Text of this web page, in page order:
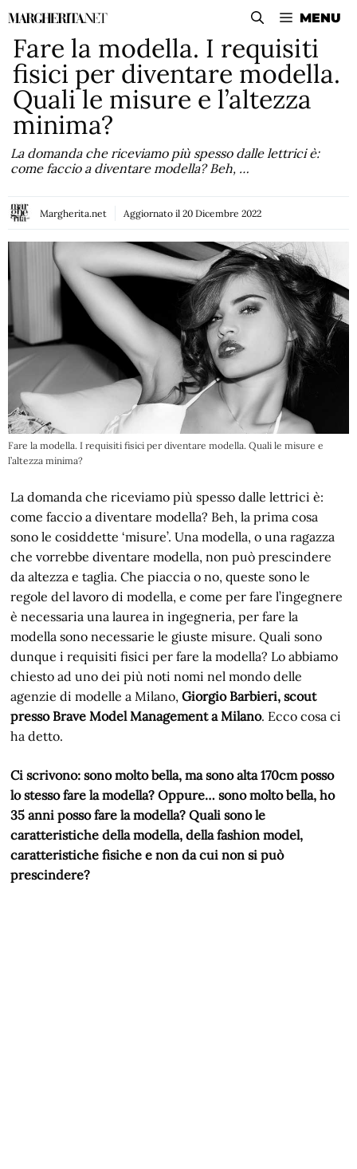
Vai
contenuto
MENU
Fare la modella. I requisiti
fisici per diventare modella.
Quali le misure e l’altezza
minima?
La domanda che riceviamo più spesso dalle lettrici è:
come faccio a diventare modella? Beh, …
Margherita.net Aggiornato il 20 Dicembre 2022
Fare la modella. I requisiti fisici per diventare modella. Quali le misure e
l’altezza minima?
La domanda che riceviamo più spesso dalle lettrici è:
come faccio a diventare modella? Beh, la prima cosa
sono le cosiddette ‘misure’. Una modella, o una ragazza
che vorrebbe diventare modella, non può prescindere
da altezza e taglia. Che piaccia o no, queste sono le
regole del lavoro di modella, e come per fare l’ingegnere
è necessaria una laurea in ingegneria, per fare la
modella sono necessarie le giuste misure. Quali sono
dunque i requisiti fisici per fare la modella? Lo abbiamo
chiesto ad uno dei più noti nomi nel mondo delle
agenzie di modelle a Milano,Giorgio Barbieri, scout
presso Brave Model Management a Milano. Ecco cosa ci
ha detto.
Ci scrivono: sono molto bella, ma sono alta 170cm posso
lo stesso fare la modella? Oppure… sono molto bella, ho
35 anni posso fare la modella? Quali sono le
caratteristiche della modella, della fashion model,
caratteristiche fisiche e non da cui non si può
prescindere?